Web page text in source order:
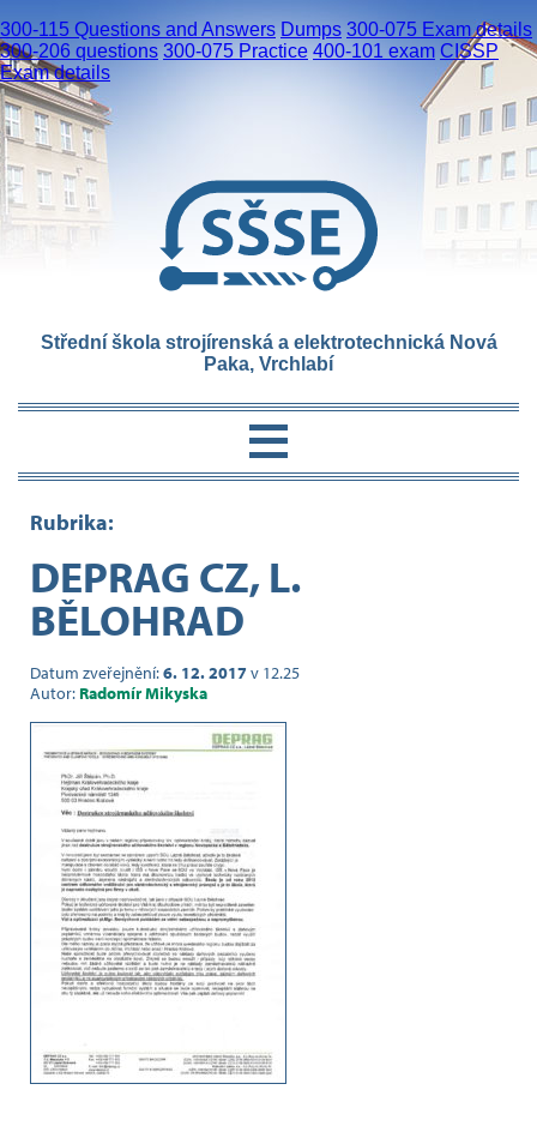
300-115 Questions and Answers Dumps 300-075 Exam details
300-206 questions 300-075 Practice 400-101 exam CISSP
Exam details
Střední škola strojírenská a elektrotechnická Nová
Paka, Vrchlabí
Rubrika:
DEPRAG CZ, L.
BĚLOHRAD
Datum zveřejnění:6. 12. 2017 v 12.25
Autor: Radomír Mikyska